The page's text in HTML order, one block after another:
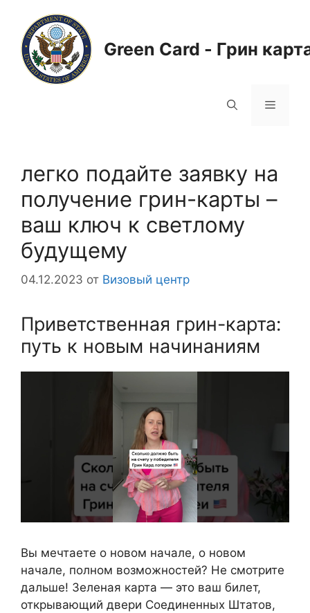
содержимому
Green Card - Грин
Меню
легко подайте заявку на
получение грин-карты –
ваш ключ к светлому
будущему
04.12.2023 от Визовый центр
Приветственная грин-карта:
путь к новым начинаниям
Вы мечтаете о новом начале, о новом
начале, полном возможностей? Не смотрите
дальше! Зеленая карта — это ваш билет,
открывающий двери Соединенных Штатов,